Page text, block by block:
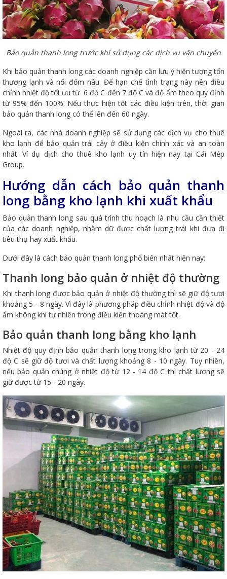
Bảo quản thanh long trước khi sử dụng các dịch vụ vận chuyển
Khi bảo quản thanh long các doanh nghiệp cần lưu ý hiện tượng tổn
thương lạnh và nổi đốm nâu. Để hạn chế tình trạng này nên điều
chỉnh nhiệt độ tối ưu từ 6 độ C đến 7 độ C và độ ẩm theo quy định
từ 95% đến 100%. Nếu thực hiện tốt các điều kiện trên, thời gian
bảo quản thanh long có thể lên đến 60 ngày.
Ngoài ra, các nhà doanh nghiệp sẽ sử dụng các dịch vụ cho thuê
kho lạnh để bảo quản trái cây ở điều kiện chính xác và an toàn
nhất. Ví dụ dịch cho thuê kho lạnh uy tín hiện nay tại Cái Mép
Group.
Hướng dẫn cách bảo quản thanh
long bằng kho lạnh khi xuất khẩu
Bảo quản thanh long sau quá trình thu hoạch là nhu cầu cần thiết
của các doanh nghiệp, nhằm dữ được chất lượng trái khi đưa đi
tiêu thụ hay xuất khẩu.
Dưới đây là cách bảo quản thanh long phổ biến nhất hiện nay:
Thanh long bảo quản ở nhiệt độ thường
Khi thanh long được bảo quản ở nhiệt độ thường thì sẽ giữ độ tươi
khoảng 5 - 8 ngày. Vì đây là phương pháp điều chỉnh nhiệt độ và độ
ẩm không khí tự nhiên trong điều kiện thoáng mát tốt.
Bảo quản thanh long bằng kho lạnh
Nhiệt độ quy định bảo quản thanh long trong kho lạnh từ 20 - 24
độ C sẽ giữ độ tươi và chất lượng khoảng 8 - 10 ngày. Tuy nhiên,
nếu bảo quản chúng ở nhiệt độ từ 12 - 14 độ C thì chất lượng sẽ
giữ được từ 15 - 20 ngày.